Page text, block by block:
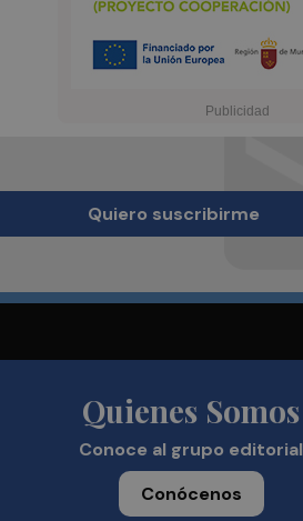
Quiero suscribirme
Quienes Somos
Conoce al grupo editorial
Conócenos